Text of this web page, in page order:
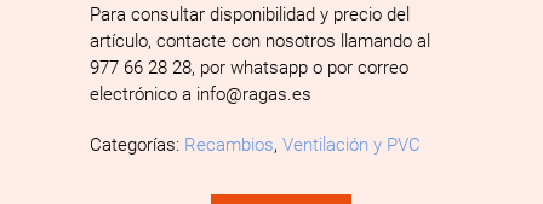
Para consultar disponibilidad y precio del
artículo, contacte con nosotros llamando al
977 66 28 28, por whatsapp o por correo
electrónico a info@ragas.es
Categorías: Recambios, Ventilación y PVC